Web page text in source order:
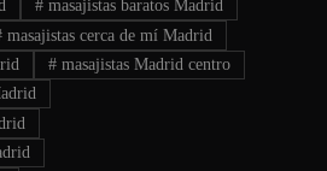
#masajistas baratos Madrid
masajistas cerca de mí Madrid
#masajistas Madrid centro